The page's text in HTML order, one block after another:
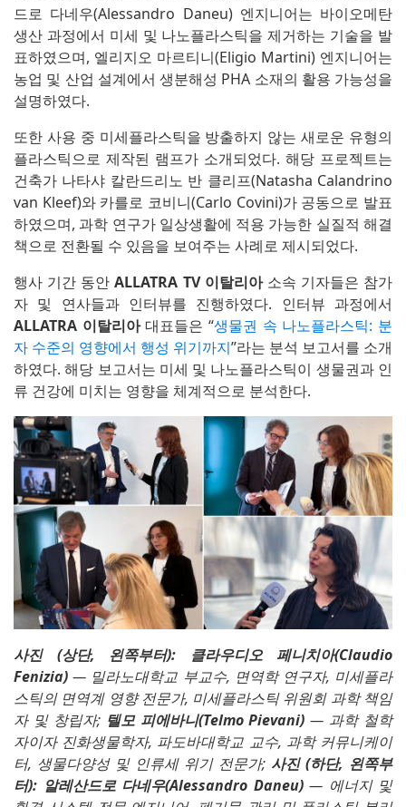
드로 다네우(Alessandro Daneu) 엔지니어는 바이오메탄
생산 과정에서 미세 및 나노플라스틱을 제거하는 기술을 발
표하였으며, 엘리지오 마르티니(Eligio Martini) 엔지니어는
농업 및 산업 설계에서 생분해성 PHA 소재의 활용 가능성을
설명하였다.
또한 사용 중 미세플라스틱을 방출하지 않는 새로운 유형의
플라스틱으로 제작된 램프가 소개되었다. 해당 프로젝트는
건축가 나타샤 칼란드리노 반 클리프(Natasha Calandrino
van Kleef)와 카를로 코비니(Carlo Covini)가 공동으로 발표
하였으며, 과학 연구가 일상생활에 적용 가능한 실질적 해결
책으로 전환될 수 있음을 보여주는 사례로 제시되었다.
행사 기간 동안ALLATRA TV 이탈리아소속 기자들은 참가
자 및 연사들과 인터뷰를 진행하였다. 인터뷰 과정에서
ALLATRA 이탈리아대표들은 “생물권 속 나노플라스틱: 분
자 수준의 영향에서 행성 위기까지”라는 분석 보고서를 소개
하였다. 해당 보고서는 미세 및 나노플라스틱이 생물권과 인
류 건강에 미치는 영향을 체계적으로 분석한다.
사진 (상단, 왼쪽부터): 클라우디오 페니치아(Claudio
Fenizia) — 밀라노대학교 부교수, 면역학 연구자, 미세플라
스틱의 면역계 영향 전문가, 미세플라스틱 위원회 과학 책임
자 및 창립자; 텔모 피에바니(Telmo Pievani) — 과학 철학
자이자 진화생물학자, 파도바대학교 교수, 과학 커뮤니케이
터, 생물다양성 및 인류세 위기 전문가; 사진 (하단, 왼쪽부
터): 알레산드로 다네우(Alessandro Daneu) — 에너지 및